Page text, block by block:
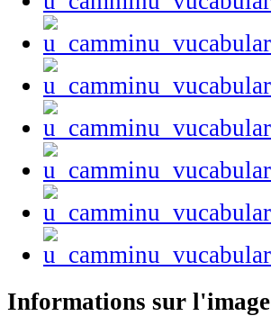
Informations sur l'image